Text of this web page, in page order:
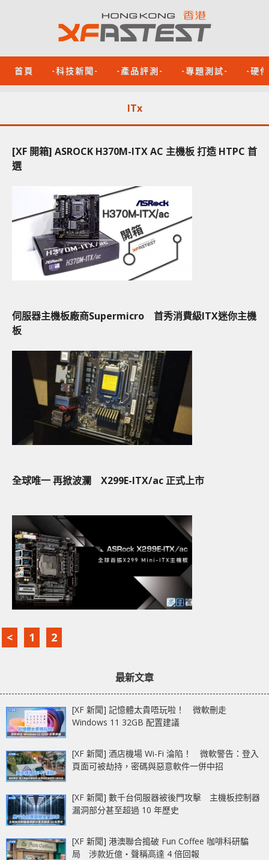
首頁 -科技新聞- -產品評測- -專題測試- -硬
ITx
[XF 開箱] ASROCK H370M-ITX AC 主機板 打造 HTPC 首
選
伺服器主機板廠商Supermicro 首秀消費級ITX迷你主機
板
全球唯一 再掀波瀾 X299E-ITX/ac 正式上市
< 1 2
最新文章
[XF 新聞] 記憶體太貴唔玩啦！ 微軟刪走
Windows 11 32GB 配置建議
[XF 新聞] 酒店機場 Wi-Fi 淪陷！ 微軟警告：登入
頁面可被劫持，密碼與惡意軟件一併中招
[XF 新聞] 數千台伺服器被後門攻擊 主機板控制器
漏洞部分甚至超過 10 年歷史
[XF 新聞] 港澳聯合搗破 Fun Coffee 咖啡科研騙
局 涉款近億‧聲稱高達 4 倍回報